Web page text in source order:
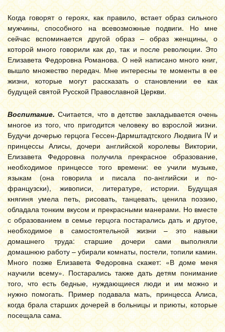
Когда говорят о героях, как правило, встает образ сильного
мужчины, способного на всевозможные подвиги. Но мне
сейчас вспоминается другой образ – образ женщины, о
которой много говорили как до, так и после революции. Это
Елизавета Федоровна Романова. О ней написано много книг,
вышло множество передач. Мне интересны те моменты в ее
жизни, которые могут рассказать о становлении ее как
будущей святой Русской Православной Церкви.
Воспитание. Считается, что в детстве закладывается очень
многое из того, что пригодится человеку во взрослой жизни.
Будучи дочерью герцога Гессен-Дармштадтского Людвига IV и
принцессы Алисы, дочери английской королевы Виктории,
Елизавета Федоровна получила прекрасное образование,
необходимое принцессе того времени: ее учили музыке,
языкам (она говорила и писала по-английски и по-
французски), живописи, литературе, истории. Будущая
княгиня умела петь, рисовать, танцевать, ценила поэзию,
обладала тонким вкусом и прекрасными манерами. Но вместе
с образованием в семье герцога постарались дать и другое,
необходимое в самостоятельной жизни – это навыки
домашнего труда: старшие дочери сами выполняли
домашнюю работу – убирали комнаты, постели, топили камин.
Много позже Елизавета Федоровна скажет: «В доме меня
научили всему». Постарались также дать детям понимание
того, что есть бедные, нуждающиеся люди и им можно и
нужно помогать. Пример подавала мать, принцесса Алиса,
когда брала старших дочерей в больницы и приюты, которые
посещала сама.